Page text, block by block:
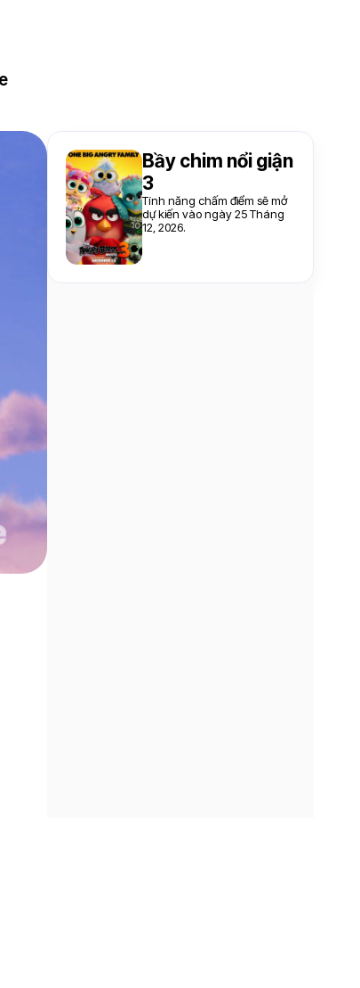
Bầy chim nổi giận
3
Tính năng chấm điểm sẽ mở
dự kiến vào ngày 25 Tháng
12, 2026.